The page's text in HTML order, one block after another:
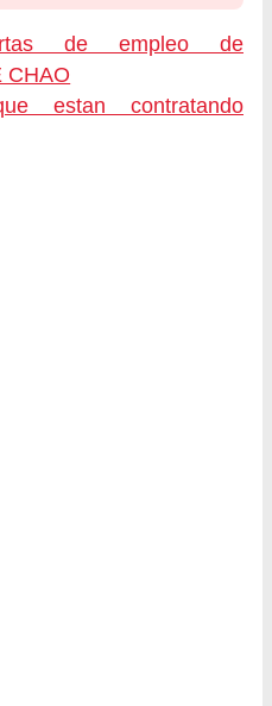
de empleo de
CHAO
estan contratando